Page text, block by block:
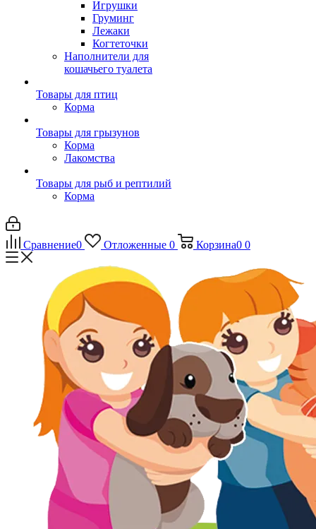
Игрушки
Груминг
Лежаки
Когтеточки
Наполнители для
кошачьего туалета
Товары для птиц
Корма
Товары для грызунов
Корма
Лакомства
Товары для рыб и рептилий
Корма
Сравнение0 Отложенные 0 Корзина0 0